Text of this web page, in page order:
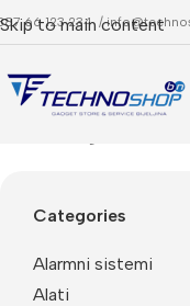
Skip to main content
66 123 234 /
Categories
Alarmni sistemi
Alati